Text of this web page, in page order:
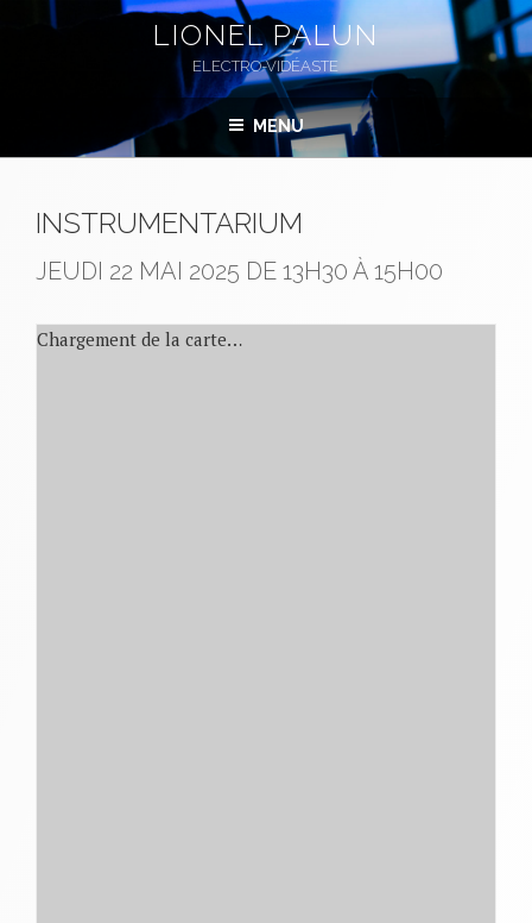
LIONEL PALUN
ELECTRO-VIDÉASTE
MENU
INSTRUMENTARIUM
JEUDI 22 MAI 2025 DE 13H30 À 15H00
Chargement de la carte…